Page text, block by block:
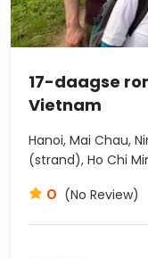
17-daagse
Vietnam
Hanoi, Mai Chau,
(strand), Ho Chi
0 (No Review)